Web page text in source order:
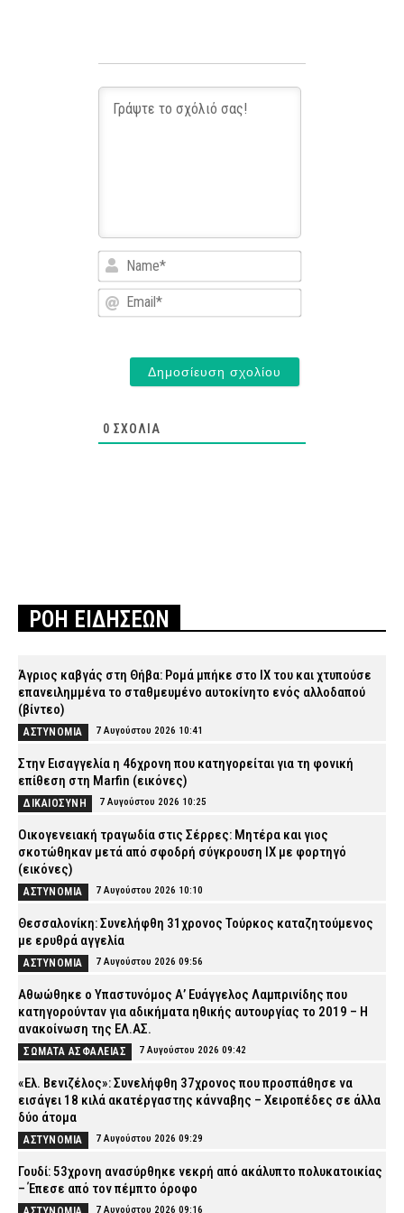
Name*
Email*
0 ΣΧΌΛΙΑ
ΡΟΗ ΕΙΔΗΣΕΩΝ
Άγριος καβγάς στη Θήβα: Ρομά μπήκε στο ΙΧ του και χτυπούσε
επανειλημμένα το σταθμευμένο αυτοκίνητο ενός αλλοδαπού
(βίντεο)
ΑΣΤΥΝΟΜΙΑ 7 Αυγούστου 2026 10:41
Στην Εισαγγελία η 46χρονη που κατηγορείται για τη φονική
επίθεση στη Marfin (εικόνες)
ΔΙΚΑΙΟΣΥΝΗ 7 Αυγούστου 2026 10:25
Οικογενειακή τραγωδία στις Σέρρες: Μητέρα και γιος
σκοτώθηκαν μετά από σφοδρή σύγκρουση ΙΧ με φορτηγό
(εικόνες)
ΑΣΤΥΝΟΜΙΑ 7 Αυγούστου 2026 10:10
Θεσσαλονίκη: Συνελήφθη 31χρονος Τούρκος καταζητούμενος
με ερυθρά αγγελία
ΑΣΤΥΝΟΜΙΑ 7 Αυγούστου 2026 09:56
Αθωώθηκε ο Υπαστυνόμος Α’ Ευάγγελος Λαμπρινίδης που
κατηγορούνταν για αδικήματα ηθικής αυτουργίας το 2019 – Η
ανακοίνωση της ΕΛ.ΑΣ.
ΣΩΜΑΤΑ ΑΣΦΑΛΕΙΑΣ 7 Αυγούστου 2026 09:42
«Ελ. Βενιζέλος»: Συνελήφθη 37χρονος που προσπάθησε να
εισάγει 18 κιλά ακατέργαστης κάνναβης – Χειροπέδες σε άλλα
δύο άτομα
ΑΣΤΥΝΟΜΙΑ 7 Αυγούστου 2026 09:29
Γουδί: 53χρονη ανασύρθηκε νεκρή από ακάλυπτο πολυκατοικίας
– Έπεσε από τον πέμπτο όροφο
7 Αυγούστου 2026 09:16